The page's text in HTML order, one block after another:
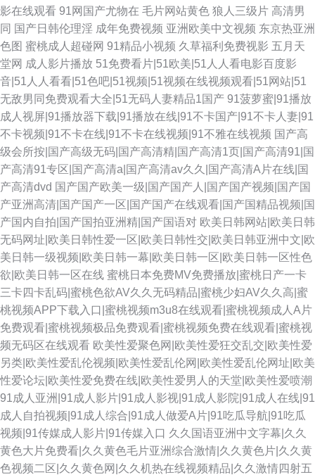
影在线观看 91网国产尤物在 毛片网站黄色 狼人三级片 高清男
同 国产日韩伦理淫 成年免费视频 亚洲欧美中文视频 东京热亚洲
色图 蜜桃成人超碰网 91精品小视频 久草福利免费视影 五月天
堂网 成人影片播放 51免费看片|51欧美|51人人看电影百度影
音|51人人看看|51色吧|51视频|51视频在线视频观看|51网站|51
无敌男同免费观看大全|51无码人妻精品1国产 91菠萝蜜|91播放
成人视屏|91播放器下载|91播放在线|91不卡国产|91不卡人妻|91
不卡视频|91不卡在线|91不卡在线视频|91不雅在线视频 国产高
级会所按|国产高级无码|国产高清精|国产高清1页|国产高清91|国
产高清91专区|国产高清a|国产高清av久久|国产高清A片在线|国
产高清dvd 国产国产欧美一级|国产国产人|国产国产视频|国产国
产亚洲高清|国产国产一区|国产国产在线观看|国产国精品视频|国
产国内自拍|国产国拍亚洲精|国产国语对 欧美日韩网站|欧美日韩
无码网址|欧美日韩性爱一区|欧美日韩性交|欧美日韩亚洲中文|欧
美日韩一级视频|欧美日韩一幕|欧美日韩一区|欧美日韩一区性色
欲|欧美日韩一区在线 蜜桃日本免费MV免费播放|蜜桃日产一卡
三卡四卡乱码|蜜桃色欲AV久久无码精品|蜜桃少妇AV久久高|蜜
桃视频APP下载入口|蜜桃视频m3u8在线观看|蜜桃视频成人A片
免费观看|蜜桃视频极品免费观看|蜜桃视频免费在线观看|蜜桃视
频无码区在线观看 欧美性爱聚色网|欧美性爱狂交乱交|欧美性爱
另类|欧美性爱乱伦视频|欧美性爱乱伦网|欧美性爱乱伦网址|欧美
性爱论坛|欧美性爱免费在线|欧美性爱男人的天堂|欧美性爱喷潮
91成人亚洲|91成人影片|91成人影视|91成人影院|91成人在线|91
成人自拍视频|91成人综合|91成人做爱A片|91吃瓜导航|91吃瓜
视频|91传媒成人影片|91传媒入口 久久国语亚洲中文字幕|久久
黄色大片免费看|久久黄色毛片亚洲综合激情|久久黄色片|久久黄
色视频二区|久久黄色网|久久机热在线视频精品|久久激情四射五